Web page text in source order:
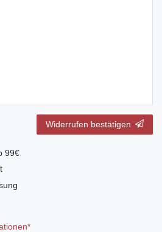
Widerrufen bestätigen
99€